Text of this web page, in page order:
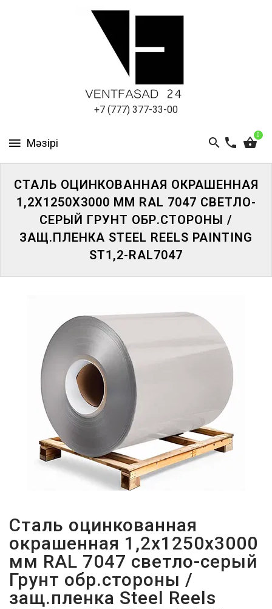
+7 (777) 377-33-00
0
ПАНЕЛИ
ПРОЕКТИРОВАНИЕ
СТАЛЬ ОЦИНКОВАННАЯ ОКРАШЕННАЯ
1,2Х1250Х3000 ММ RAL 7047 СВЕТЛО-
СЕРЫЙ ГРУНТ ОБР.СТОРОНЫ /
ЗАЩ.ПЛЕНКА STEEL REELS PAINTING
ST1,2-RAL7047
Сталь оцинкованная
окрашенная 1,2х1250х3000
мм RAL 7047 светло-серый
Грунт обр.стороны /
защ.пленка Steel Reels